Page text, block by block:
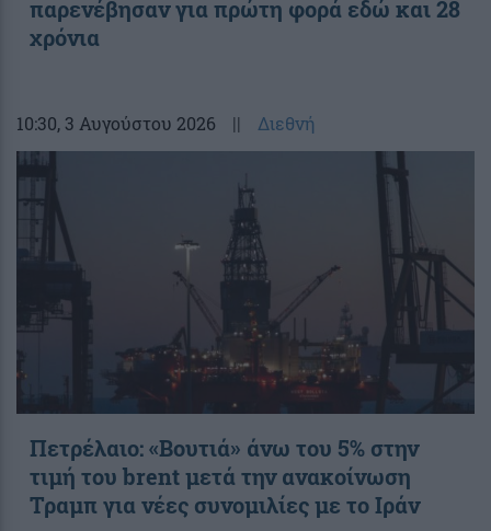
παρενέβησαν για πρώτη φορά εδώ και 28
χρόνια
10:30, 3 Αυγούστου 2026 || Διεθνή
Πετρέλαιο: «Βουτιά» άνω του 5% στην
τιμή του brent μετά την ανακοίνωση
Τραμπ για νέες συνομιλίες με το Ιράν